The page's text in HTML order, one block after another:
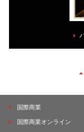
国際商業
国際商業オンライン